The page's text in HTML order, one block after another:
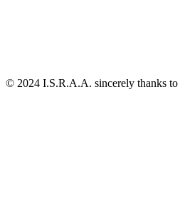
© 2024 I.S.R.A.A. sincerely thanks to